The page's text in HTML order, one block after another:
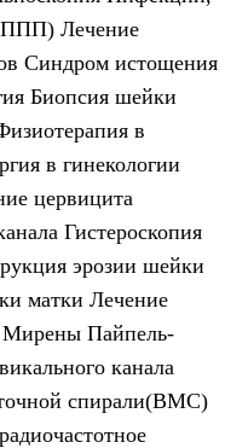
Лечение
Синдром истощения
Биопсия шейки
в
в гинекологии
цервицита
Гистероскопия
эрозии шейки
матки Лечение
Мирены Пайпель-
канала
спирали(ВМС)